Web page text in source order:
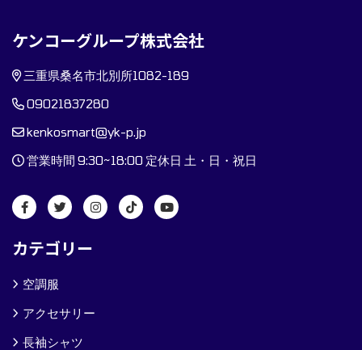
ケンコーグループ株式会社
三重県桑名市北別所1082-189
09021837280
kenkosmart@yk-p.jp
営業時間 9:30~18:00 定休日 土・日・祝日
カテゴリー
空調服
アクセサリー
長袖シャツ